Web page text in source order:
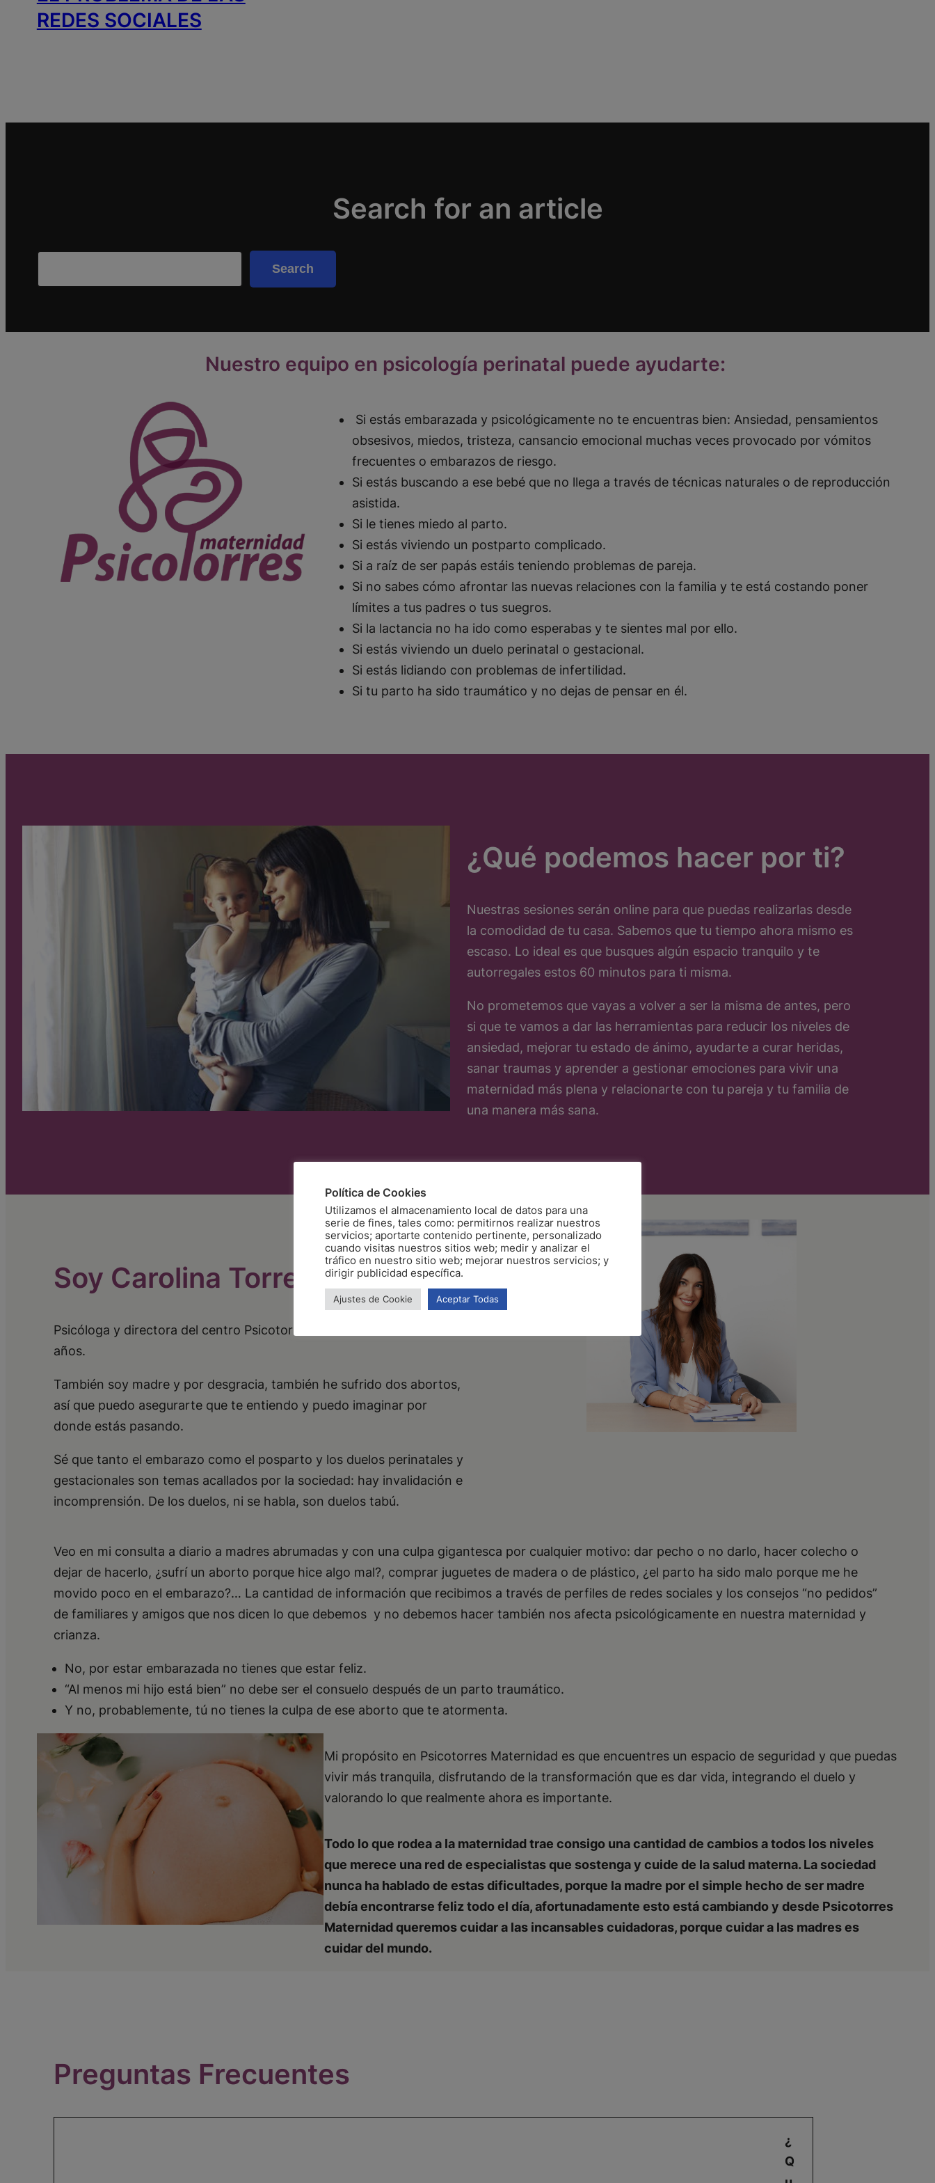
REDES SOCIALES
Search for an article
Search
Nuestro equipo en psicología perinatal puede ayudarte:
Si estás embarazada y psicológicamente no te encuentras bien: Ansiedad, pensamientos
obsesivos, miedos, tristeza, cansancio emocional muchas veces provocado por vómitos
frecuentes o embarazos de riesgo.
Si estás buscando a ese bebé que no llega a través de técnicas naturales o de reproducción
asistida.
Si le tienes miedo al parto.
Si estás viviendo un postparto complicado.
Si a raíz de ser papás estáis teniendo problemas de pareja.
Si no sabes cómo afrontar las nuevas relaciones con la familia y te está costando poner
límites a tus padres o tus suegros.
Si la lactancia no ha ido como esperabas y te sientes mal por ello.
Si estás viviendo un duelo perinatal o gestacional.
Si estás lidiando con problemas de infertilidad.
Si tu parto ha sido traumático y no dejas de pensar en él.
¿Qué podemos hacer por ti?
Nuestras sesiones serán online para que puedas realizarlas desde
la comodidad de tu casa. Sabemos que tu tiempo ahora mismo es
escaso. Lo ideal es que busques algún espacio tranquilo y te
autorregales estos 60 minutos para ti misma.
No prometemos que vayas a volver a ser la misma de antes, pero
si que te vamos a dar las herramientas para reducir los niveles de
ansiedad, mejorar tu estado de ánimo, ayudarte a curar heridas,
sanar traumas y aprender a gestionar emociones para vivir una
maternidad más plena y relacionarte con tu pareja y tu familia de
una manera más sana.
Soy Carolina Torres
Psicóloga y directora del centro Psicotorres desde hace más de 8
años.
También soy madre y por desgracia, también he sufrido dos abortos,
así que puedo asegurarte que te entiendo y puedo imaginar por
donde estás pasando.
Sé que tanto el embarazo como el posparto y los duelos perinatales y
gestacionales son temas acallados por la sociedad: hay invalidación e
incomprensión. De los duelos, ni se habla, son duelos tabú.
Veo en mi consulta a diario a madres abrumadas y con una culpa gigantesca por cualquier motivo: dar pecho o no darlo, hacer colecho o
dejar de hacerlo, ¿sufrí un aborto porque hice algo mal?, comprar juguetes de madera o de plástico, ¿el parto ha sido malo porque me he
movido poco en el embarazo?… La cantidad de información que recibimos a través de perfiles de redes sociales y los consejos “no pedidos”
de familiares y amigos que nos dicen lo que debemos y no debemos hacer también nos afecta psicológicamente en nuestra maternidad y
crianza.
No, por estar embarazada no tienes que estar feliz.
“Al menos mi hijo está bien” no debe ser el consuelo después de un parto traumático.
Y no, probablemente, tú no tienes la culpa de ese aborto que te atormenta.
Mi propósito en Psicotorres Maternidad es que encuentres un espacio de seguridad y que puedas
vivir más tranquila, disfrutando de la transformación que es dar vida, integrando el duelo y
valorando lo que realmente ahora es importante.
Todo lo que rodea a la maternidad trae consigo una cantidad de cambios a todos los niveles
que merece una red de especialistas que sostenga y cuide de la salud materna. La sociedad
nunca ha hablado de estas dificultades, porque la madre por el simple hecho de ser madre
debía encontrarse feliz todo el día, afortunadamente esto está cambiando y desde Psicotorres
Maternidad queremos cuidar a las incansables cuidadoras, porque cuidar a las madres es
cuidar del mundo.
Preguntas Frecuentes
¿
Q
Política de Cookies
Utilizamos el almacenamiento local de datos para una
serie de fines, tales como: permitirnos realizar nuestros
servicios; aportarte contenido pertinente, personalizado
cuando visitas nuestros sitios web; medir y analizar el
tráfico en nuestro sitio web; mejorar nuestros servicios; y
dirigir publicidad específica.
Ajustes de Cookie Aceptar Todas